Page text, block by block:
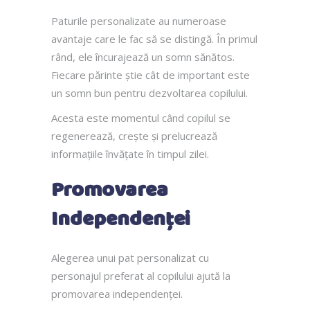
Paturile personalizate au numeroase
avantaje care le fac să se distingă. În primul
rând, ele încurajează un somn sănătos.
Fiecare părinte știe cât de important este
un somn bun pentru dezvoltarea copilului.
Acesta este momentul când copilul se
regenerează, crește și prelucrează
informațiile învățate în timpul zilei.
Promovarea
Independenței
Alegerea unui pat personalizat cu
personajul preferat al copilului ajută la
promovarea independenței.